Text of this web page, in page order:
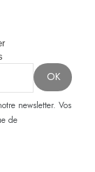
newsletter. Vos
de